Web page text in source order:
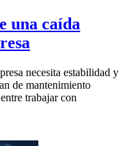
una caída
necesita estabilidad y
de mantenimiento
trabajar con